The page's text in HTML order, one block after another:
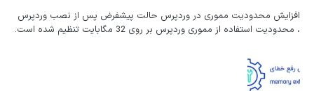
افزایش محدودیت مموری در وردپرس حالت پیشفرض پس از نصب وردپرس
، محدودیت استفاده از مموری وردپرس بر روی 32 مگابایت تنظیم شده است.
افزونه با خطایی روبهرو مان...